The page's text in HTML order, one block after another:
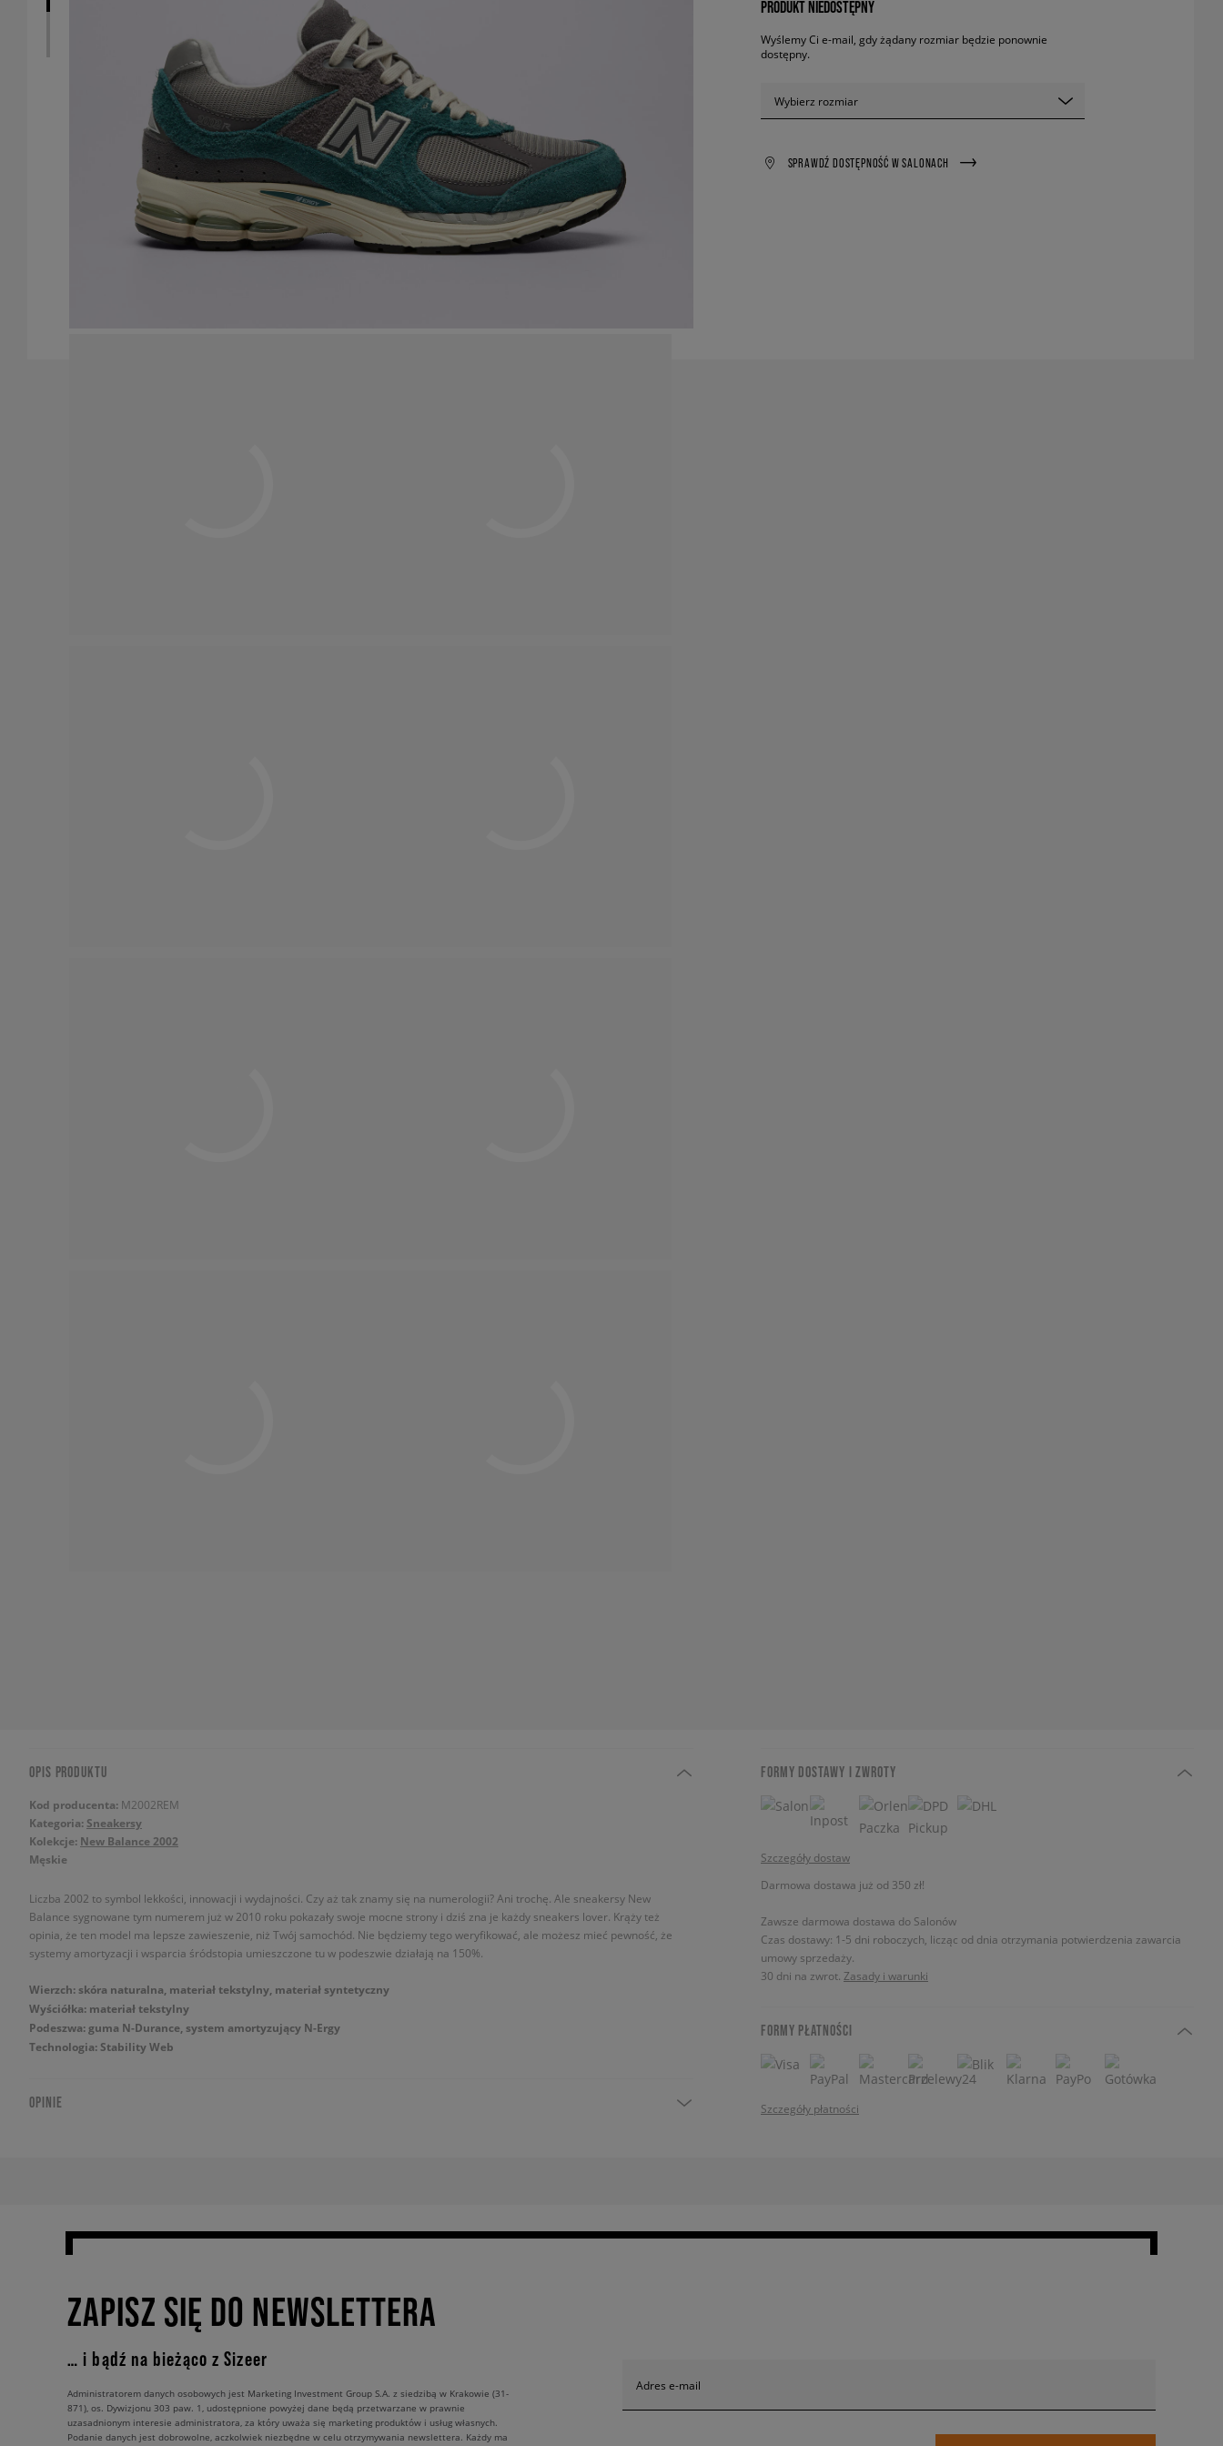
PRODUKT NIEDOSTĘPNY
Wyślemy Ci e-mail, gdy żądany rozmiar będzie ponownie
dostępny.
Wybierz rozmiar
SPRAWDŹ DOSTĘPNOŚĆ W SALONACH
OPIS PRODUKTU
Kod producenta: M2002REM
Kategoria: Sneakersy
Kolekcje: New Balance 2002
Męskie
Liczba 2002 to symbol lekkości, innowacji i wydajności. Czy aż tak znamy się na numerologii? Ani trochę. Ale sneakersy New
Balance sygnowane tym numerem już w 2010 roku pokazały swoje mocne strony i dziś zna je każdy sneakers lover. Krąży też
opinia, że ten model ma lepsze zawieszenie, niż Twój samochód. Nie będziemy tego weryfikować, ale możesz mieć pewność, że
systemy amortyzacji i wsparcia śródstopia umieszczone tu w podeszwie działają na 150%.
Wierzch: skóra naturalna, materiał tekstylny, materiał syntetyczny
Wyściółka: materiał tekstylny
Podeszwa: guma N-Durance, system amortyzujący N-Ergy
Technologia: Stability Web
OPINIE
FORMY DOSTAWY I ZWROTY
Szczegóły dostaw
Darmowa dostawa już od 350 zł!
Zawsze darmowa dostawa do Salonów
Czas dostawy: 1-5 dni roboczych, licząc od dnia otrzymania potwierdzenia zawarcia
umowy sprzedaży.
30 dni na zwrot. Zasady i warunki
FORMY PŁATNOŚCI
Szczegóły płatności
ZAPISZ SIĘ DO NEWSLETTERA
… i bądź na bieżąco z Sizeer
Adres e-mail
Administratorem danych osobowych jest Marketing Investment Group S.A. z siedzibą w Krakowie (31-
871), os. Dywizjonu 303 paw. 1, udostępnione powyżej dane będą przetwarzane w prawnie
uzasadnionym interesie administratora, za który uważa się marketing produktów i usług własnych.
Podanie danych jest dobrowolne, aczkolwiek niezbędne w celu otrzymywania newslettera. Każdy ma